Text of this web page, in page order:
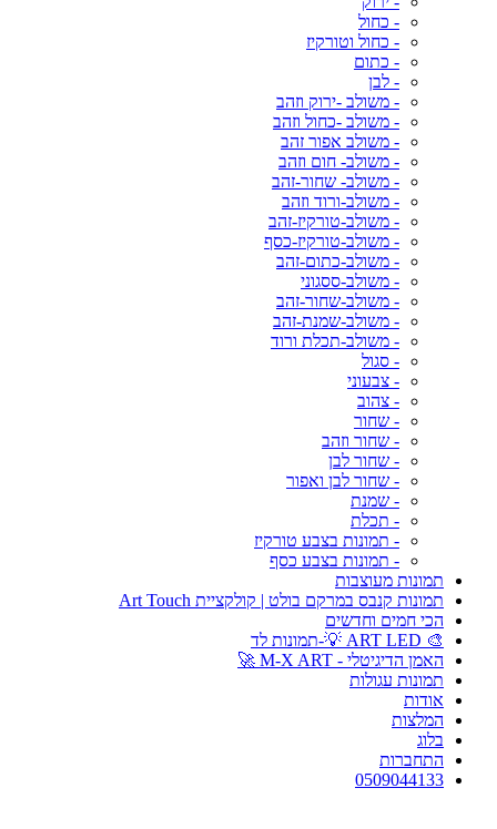
- כחול
- כחול וטורקיז
- כתום
- לבן
- משולב -ירוק וזהב
- משולב -כחול וזהב
- משולב אפור זהב
- משולב- חום וזהב
- משולב- שחור-זהב
- משולב-ורוד וזהב
- משולב-טורקיז-זהב
- משולב-טורקיז-כסף
- משולב-כתום-זהב
- משולב-ססגוני
- משולב-שחור-זהב
- משולב-שמנת-זהב
- משולב-תכלת ורוד
- סגול
- צבעוני
- צהוב
- שחור
- שחור וזהב
- שחור לבן
- שחור לבן ואפור
- שמנת
- תכלת
- תמונות בצבע טורקיז
- תמונות בצבע כסף
תמונות מעוצבות
תמונות קנבס במרקם בולט | קולקציית Art Touch
הכי חמים וחדשים
🎨 ART LED 💡-תמונות לד
האמן הדיגיטלי - M-X ART 🚀
תמונות עגולות
אודות
המלצות
בלוג
התחברות
0509044133